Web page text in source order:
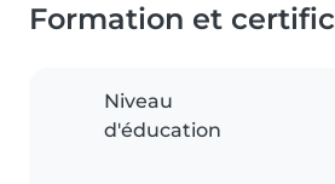
Formation et
Niveau
d'éducation